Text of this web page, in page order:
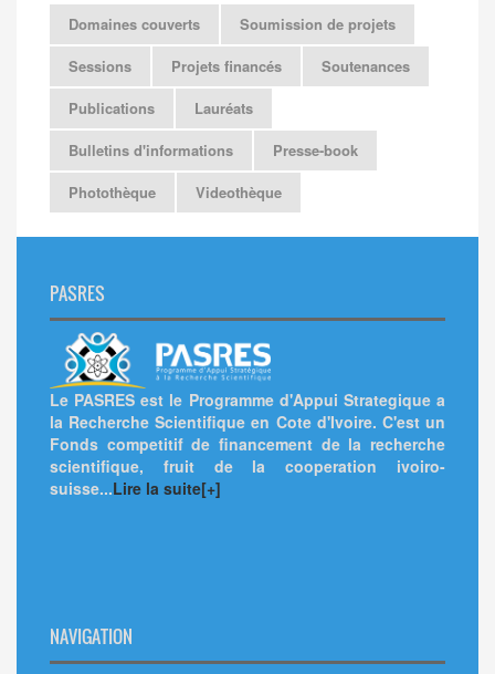
Domaines couverts
Soumission de projets
Sessions
Projets financés
Soutenances
Publications
Lauréats
Bulletins d'informations
Presse-book
Photothèque
Videothèque
PASRES
Le PASRES est le Programme d'Appui Strategique a
la Recherche Scientifique en Cote d'Ivoire. C'est un
Fonds competitif de financement de la recherche
scientifique, fruit de la cooperation ivoiro-
suisse...Lire la suite[+]
NAVIGATION